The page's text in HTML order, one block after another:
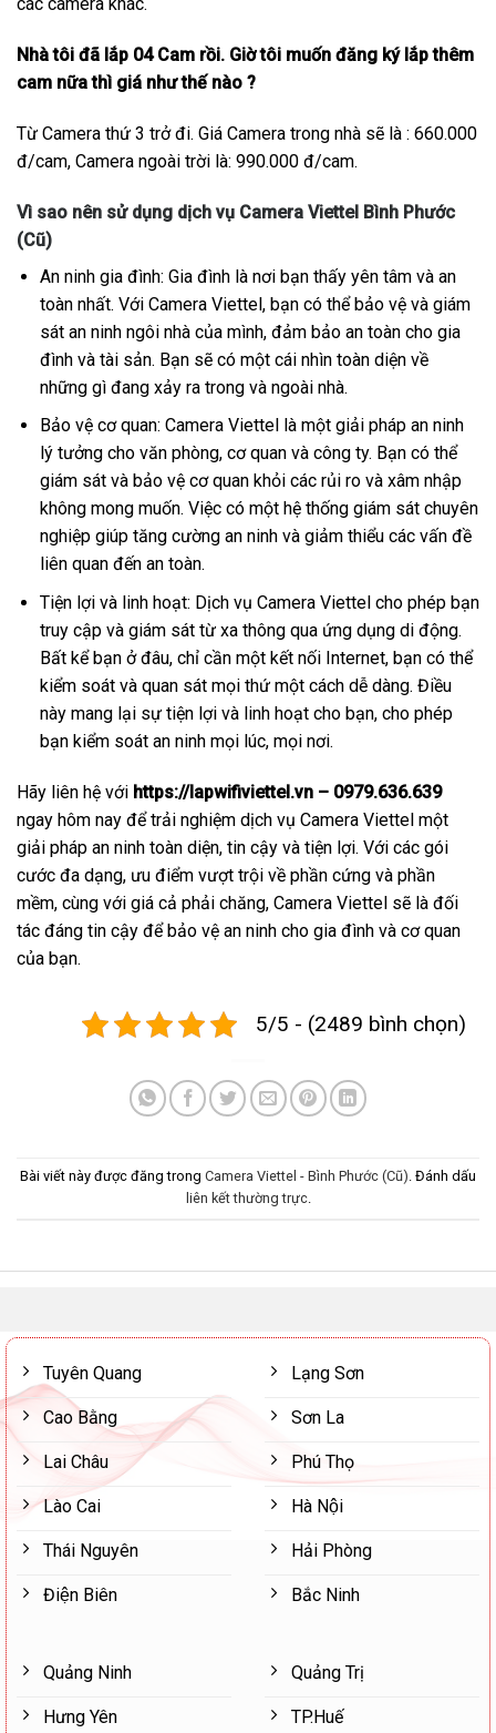
Nhà tôi đã lắp 04 Cam rồi. Giờ tôi muốn đăng ký lắp thêm
cam nữa thì giá như thế nào ?
Từ Camera thứ 3 trở đi. Giá Camera trong nhà sẽ là : 660.000
đ/cam, Camera ngoài trời là: 990.000 đ/cam.
Vì sao nên sử dụng dịch vụ Camera Viettel Bình Phước
(Cũ)
An ninh gia đình: Gia đình là nơi bạn thấy yên tâm và an
toàn nhất. Với Camera Viettel, bạn có thể bảo vệ và giám
sát an ninh ngôi nhà của mình, đảm bảo an toàn cho gia
đình và tài sản. Bạn sẽ có một cái nhìn toàn diện về
những gì đang xảy ra trong và ngoài nhà.
Bảo vệ cơ quan: Camera Viettel là một giải pháp an ninh
lý tưởng cho văn phòng, cơ quan và công ty. Bạn có thể
giám sát và bảo vệ cơ quan khỏi các rủi ro và xâm nhập
không mong muốn. Việc có một hệ thống giám sát chuyên
nghiệp giúp tăng cường an ninh và giảm thiểu các vấn đề
liên quan đến an toàn.
Tiện lợi và linh hoạt: Dịch vụ Camera Viettel cho phép bạn
truy cập và giám sát từ xa thông qua ứng dụng di động.
Bất kể bạn ở đâu, chỉ cần một kết nối Internet, bạn có thể
kiểm soát và quan sát mọi thứ một cách dễ dàng. Điều
này mang lại sự tiện lợi và linh hoạt cho bạn, cho phép
bạn kiểm soát an ninh mọi lúc, mọi nơi.
Hãy liên hệ với https://lapwifiviettel.vn – 0979.636.639
ngay hôm nay để trải nghiệm dịch vụ Camera Viettel một
giải pháp an ninh toàn diện, tin cậy và tiện lợi. Với các gói
cước đa dạng, ưu điểm vượt trội về phần cứng và phần
mềm, cùng với giá cả phải chăng, Camera Viettel sẽ là đối
tác đáng tin cậy để bảo vệ an ninh cho gia đình và cơ quan
của bạn.
5/5 - (2489 bình chọn)
Bài viết này được đăng trong Camera Viettel - Bình Phước (Cũ). Đánh dấu
liên kết thường trực.
Tuyên Quang
Cao Bằng
Lai Châu
Lào Cai
Thái Nguyên
Điện Biên
Lạng Sơn
Sơn La
Phú Thọ
Hà Nội
Hải Phòng
Bắc Ninh
Quảng Ninh
Hưng Yên
Quảng Trị
TP.Huế